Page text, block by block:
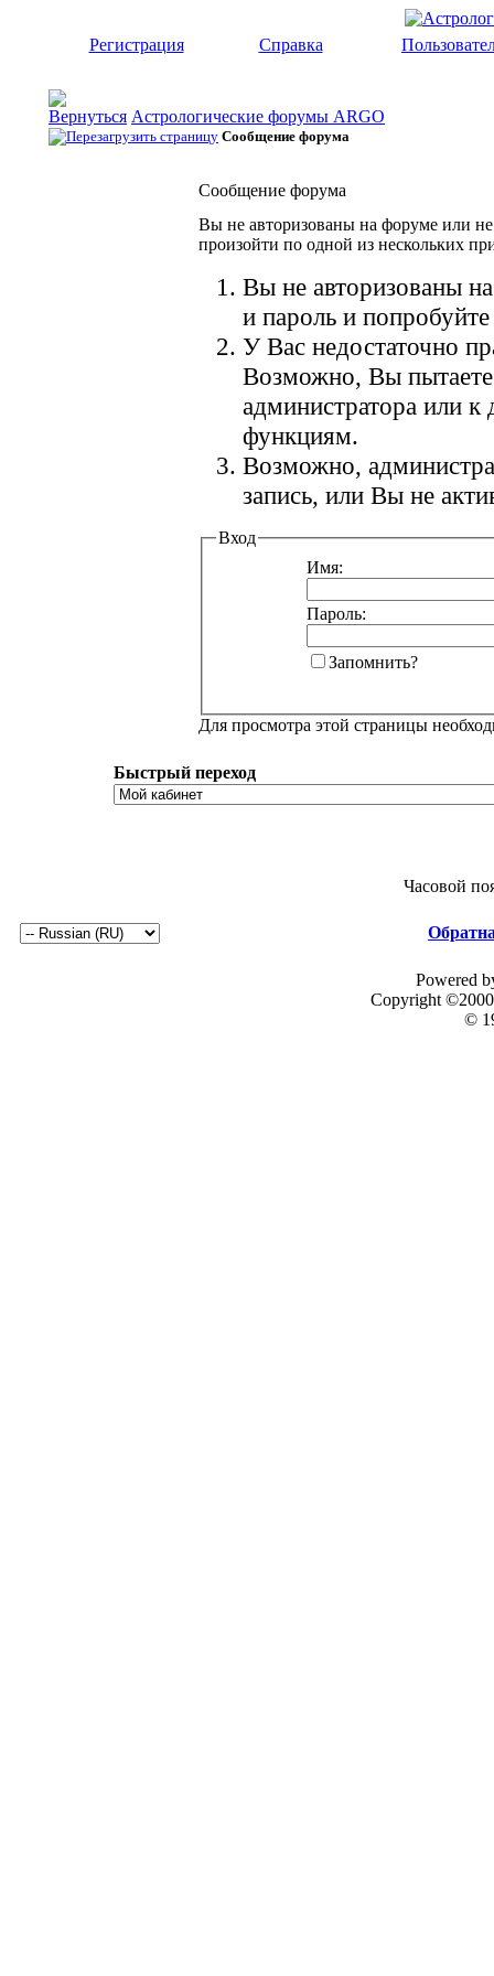
Регистрация Справка
Астрологические форумы ARGO
Сообщение форума
Сообщение форума
Вы не авторизованы на форуме или
произойти по одной из нескольких
Вы не авторизованы
и пароль и
У Вас недостаточно
Возможно, Вы
администратора или
функциям.
Возможно,
запись, или Вы не
Вход
Имя:
Пароль:
Запомнить?
Для просмотра этой страницы
Быстрый переход
Часовой
Powered
Copyright ©2000
©